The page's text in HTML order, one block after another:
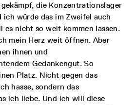
die Konzentrationslager
ich würde das im Zweifel auch
es nicht so weit kommen lassen.
mein Herz weit öffnen. Aber
ihnen und
Gedankengut. So
Platz. Nicht gegen das
hasse, sondern das
ich liebe. Und ich will diese